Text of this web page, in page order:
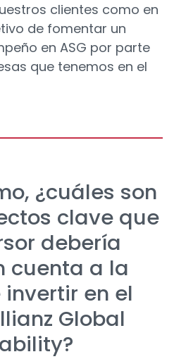
clientes como en
de fomentar un
en ASG por parte
que tenemos en el
¿cuáles son
clave que
debería
cuenta a la
en el
Global